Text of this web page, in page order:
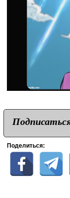
Поделиться: